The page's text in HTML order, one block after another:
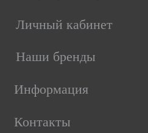
Личный кабинет
Наши бренды
Информация
Контакты